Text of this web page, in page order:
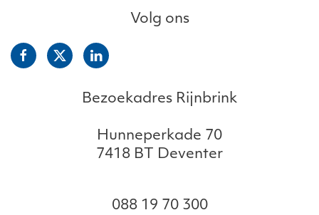
Volg ons
Bezoekadres Rijnbrink
Hunneperkade 70
7418 BT Deventer
088 19 70 300